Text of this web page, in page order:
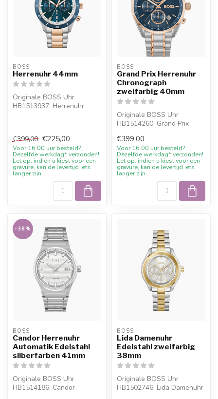
BOSS
Herrenuhr 44mm
Originale BOSS Uhr
HB1513937: Herrenuhr
€399,00 €225,00
Voor 16.00 uur besteld?
Dezelfde werkdag* verzonden!
Let op: indien u kiest voor een
gravure, kan de levertijd iets
langer zijn.
BOSS
Grand Prix Herrenuhr
Chronograph
zweifarbig 40mm
Originale BOSS Uhr
HB1514260: Grand Prix
zweifarbig 40mm. ...
€399,00
Voor 16.00 uur besteld?
Dezelfde werkdag* verzonden!
Let op: indien u kiest voor een
gravure, kan de levertijd iets
langer zijn.
-38%
BOSS
Candor Herrenuhr
Automatik Edelstahl
silberfarben 41mm
Originale BOSS Uhr
HB1514186: Candor
BOSS
Lida Damenuhr
Edelstahl zweifarbig
38mm
Originale BOSS Uhr
HB1502746: Lida Damenuhr